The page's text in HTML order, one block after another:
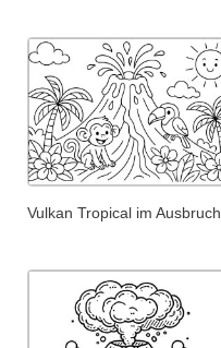
Vulkan Tropical im Ausbruch